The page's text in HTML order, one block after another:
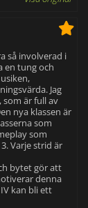
så involverad i
en tung och
Jag
är full av
nya klassen är
som
som
Varje strid är
bytet gör att
denna
kan bli ett